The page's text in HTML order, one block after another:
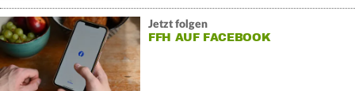
Jetzt folgen
FFH AUF FACEBOOK